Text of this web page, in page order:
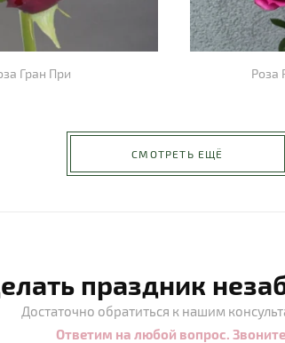
Гран При Роза
СМОТРЕТЬ ЕЩЁ
праздник
Достаточно обратиться к нашим
Ответим на любой вопрос.